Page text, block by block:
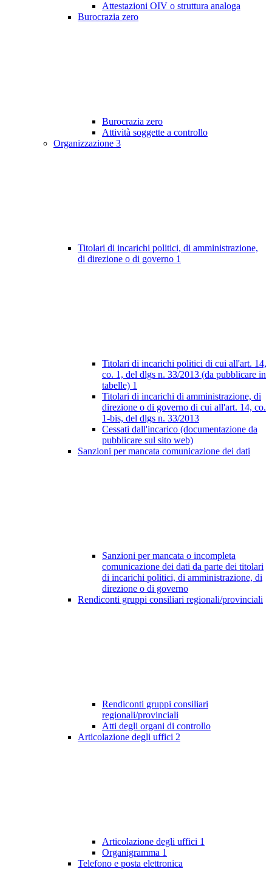
Attestazioni OIV o struttura analoga
Burocrazia zero
Burocrazia zero
Attività soggette a controllo
Organizzazione 3
Titolari di incarichi politici, di amministrazione,
di direzione o di governo 1
Titolari di incarichi politici di cui all'art. 14,
co. 1, del dlgs n. 33/2013 (da pubblicare in
tabelle) 1
Titolari di incarichi di amministrazione, di
direzione o di governo di cui all'art. 14, co.
1-bis, del dlgs n. 33/2013
Cessati dall'incarico (documentazione da
pubblicare sul sito web)
Sanzioni per mancata comunicazione dei dati
Sanzioni per mancata o incompleta
comunicazione dei dati da parte dei titolari
di incarichi politici, di amministrazione, di
direzione o di governo
Rendiconti gruppi consiliari regionali/provinciali
Rendiconti gruppi consiliari
regionali/provinciali
Atti degli organi di controllo
Articolazione degli uffici 2
Articolazione degli uffici 1
Organigramma 1
Telefono e posta elettronica